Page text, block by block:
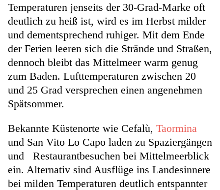
Temperaturen jenseits der 30-Grad-Marke oft
deutlich zu heiß ist, wird es im Herbst milder
und dementsprechend ruhiger. Mit dem Ende
der Ferien leeren sich die Strände und Straßen,
dennoch bleibt das Mittelmeer warm genug
zum Baden. Lufttemperaturen zwischen 20
und 25 Grad versprechen einen angenehmen
Spätsommer.
Bekannte Küstenorte wie Cefalù, Taormina
und San Vito Lo Capo laden zu Spaziergängen
und Restaurantbesuchen bei Mittelmeerblick
ein. Alternativ sind Ausflüge ins Landesinnere
bei milden Temperaturen deutlich entspannter